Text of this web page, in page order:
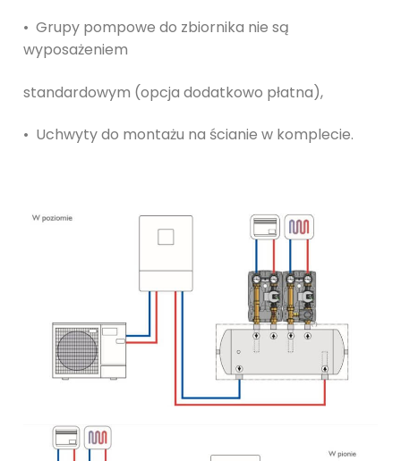
• Grupy pompowe do zbiornika nie są
wyposażeniem
standardowym (opcja dodatkowo płatna),
• Uchwyty do montażu na ścianie w komplecie.